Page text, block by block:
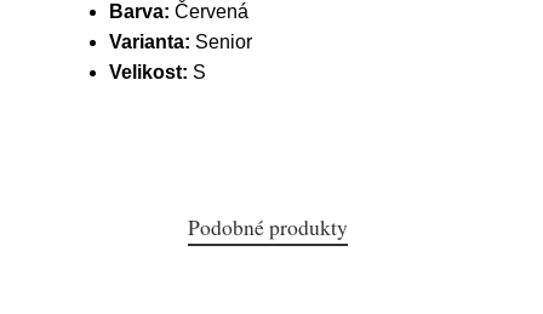
Barva: Červená
Varianta: Senior
Velikost: S
Podobné produkty